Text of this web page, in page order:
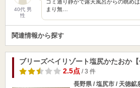
40代 男
性
コミ通り静かで露天風呂からの眺め
まり無…
関連情報から探す
ブリーズベイリゾート塩尻かたおか【
2.5点/ 3 件
長野県 / 塩尻市 / 天徳鉱